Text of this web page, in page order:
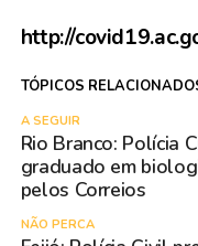
http://
TÓPICOS
A SEGUIR
Rio Branco: Polícia
graduado em
pelos Correios
NÃO PERCA